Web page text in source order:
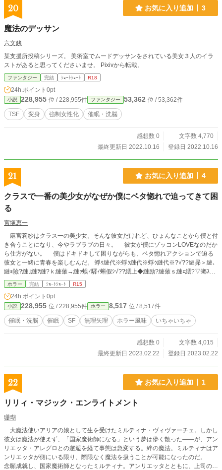
あろう力とリーダーシップを持ち合わせている。 時々意識を
失うが、本人は全く覚えていない。 夢遊病かなにかだと思っ
❋❋❋❋❋❋❋❋❋❋❋❋❋❋❋❋❋ ⚠︎︎注意⚠︎︎ とっっっても自己満
ます。 ※受け(挿れられる方)はイア(年下)ですが、今後ライル
(年上)が受け(挿れられる方)になるエピも出てくる予定です。
また、ライルは立場的にはバイですが、基本ずっとイアの尻
味で)受けです。
20 お気に入り追加 3
魔法のデッサン
六文銭
某支援所投稿シリーズ。 美術室でムードデッサンをされている美女３人のイラ
ストがあると思ってくださいませ。 Pixivから転載。
ファンタジー 完結 ｼｮｰﾄｼｮｰﾄ R18
24h.ポイント 0pt
小説 228,955 位 / 228,955件 ファンタジー 53,362 位 / 53,362件
TSF 変身 強制女性化 催眠・洗脳
感想数 0
文字数 4,770
最終更新日 2022.10.16
登録日 2022.10.16
21 お気に入り追加 4
クラスで一番の美少女がなぜか僕にベタ惚れで迫ってきて困
る
宮塚恵一
麻宮莉紗はクラス一の美少女。そんな彼女だけれど、ひょんなことから僕と付
き合うことになり、今やラブラブの日々。 彼女が僕にゾッコンLOVEなのだか
ら仕方がない。 僕はドキドキして困りながらも、ベタ惚れアクションで迫る
彼女と一緒に青春を楽しむんだ。 蜉ｩ縺代※蜉ｩ縺代※蜉ｩ縺代※?√??縺昴＞縺､
縺ｮ險?縺｣縺ｦ縺?ｋ縺薙→縺ｯ蜈ｨ驛ｨ蝌假ｼ√??繧上◆縺励?縺薙ｓ縺ｪ繧?▽螂ｽ縺
阪§繧?↑縺?ｼ√??縺?ｄ縺??√??繧ゅ≧縺薙ｓ縺ｪ縺薙→縺励◆縺上↑縺?ｼ√??隱ｰ縺
具ｼ√??蜉ｩ縺代※?
ホラー 完結 ｼｮｰﾄｼｮｰﾄ R15
24h.ポイント 0pt
小説 228,955 位 / 228,955件 ホラー 8,517 位 / 8,517件
催眠・洗脳 催眠 SF 無理矢理 ホラー風味 いちゃいちゃ
感想数 0
文字数 4,015
最終更新日 2023.02.22
登録日 2023.02.22
22 お気に入り追加 1
リリィ・マジック・エンライトメント
珊瑚
大魔法使いアリアの娘として生を受けたミルティナ・ヴィヴァーチェ。しかし
彼女は魔法が使えず、「国家魔術師になる」という夢は儚く散った——が、アン
リエッタ・アレグロとの邂逅を経て事態は急変する。絆の魔法。ミルティナはア
ンリエッタが側にいる限り、際限なく魔法を扱うことが可能になったのだ。
念願成就し、国家魔術師となったミルティナ。アンリエッタとともに、上司のレ